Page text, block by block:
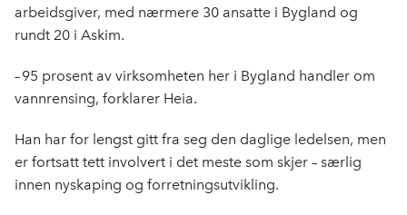
arbeidsgiver, med nærmere 30 ansatte i Bygland og
rundt 20 i Askim.
– 95 prosent av virksomheten her i Bygland handler om
vannrensing, forklarer Heia.
Han har for lengst gitt fra seg den daglige ledelsen, men
er fortsatt tett involvert i det meste som skjer – særlig
innen nyskaping og forretningsutvikling.